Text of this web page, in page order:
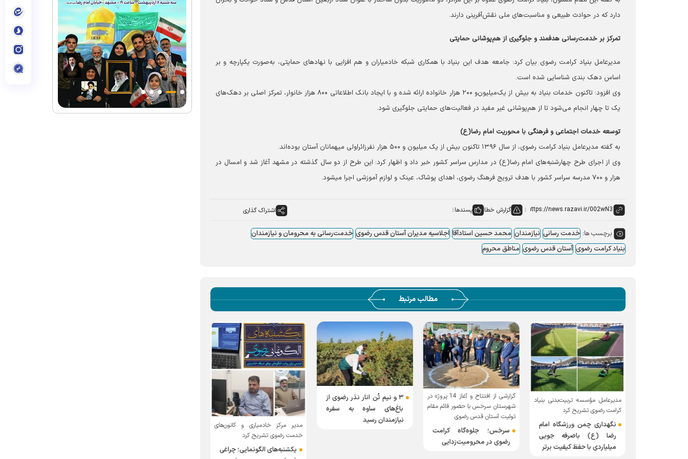
دارد که در حوادث طبیعی و مناسبت‌های ملی نقش‌آفرینی دارند.
تمرکز بر خدمت‌رسانی هدفمند و جلوگیری از هم‌پوشانی حمایتی
مدیرعامل بنیاد کرامت رضوی بیان کرد: جامعه هدف این بنیاد با همکاری شبکه خادمیاران و هم افزایی با نهادهای حمایتی، به‌صورت یکپارچه و بر
اساس دهک بندی شناسایی شده است.
وی افزود: تاکنون خدمات بنیاد به بیش از یک‌میلیون‌و ۲۰۰ هزار خانواده ارائه شده و با ایجاد بانک اطلاعاتی ۸۰۰‌ هزار خانوار، تمرکز اصلی بر دهک‌های
یک تا چهار انجام می‌شود تا از هم‌پوشانی غیر مفید در فعالیت‌های حمایتی جلوگیری شود.
توسعه خدمات اجتماعی و فرهنگی با محوریت امام رضا(ع)
به گفته مدیرعامل بنیاد کرامت رضوی، از سال ۱۳۹۶ تاکنون بیش از یک‌ میلیون‌ و‌ ۵۰۰ هزار نفرزائراولی میهمانان آستان بوده‌اند.
وی از اجرای طرح چهارشنبه‌های امام رضا(ع) در مدارس سراسر کشور خبر داد و اظهار کرد: این طرح از دو سال گذشته در مشهد آغاز شد و امسال در
هزار و ۷۰۰ مدرسه سراسر کشور با هدف ترویج فرهنگ رضوی، اهدای پوشاک، عینک و لوازم آموزشی اجرا میشود.
گزارش خطا پسندها: اشتراک گذاری
برچسب ها: خدمت رسانی نیازمندان محمد حسین استادآقا اجلاسیه مدیران آستان قدس رضوی خدمت‌رسانی به محرومان و نیازمندان
بنیاد کرامت رضوی آستان قدس رضوی مناطق محروم
مطالب مرتبط
مدیرعامل مؤسسه تربیت‌بدنی بنیاد
کرامت رضوی تشریح کرد
نگهداری چمن ورزشگاه امام
رضا (ع) باصرفه جویی
میلیاردی با حفظ کیفیت برتر
گزارشی از افتتاح و آغاز 14 پروژه در
شهرستان سرخس با حضور قائم مقام
تولیت آستان قدس رضوی
سرخس؛ جلوه‌گاه کرامت
رضوی در محرومیت‌زدایی
۳ و نیم تُن انار نذر رضوی از
باغ‌های ساوه به سفره
نیازمندان رسید
مدیر مرکز خادمیاری و کانون‌های
خدمت رضوی تشریح کرد
یکشنبه‌های الگونمایی؛ چراغی